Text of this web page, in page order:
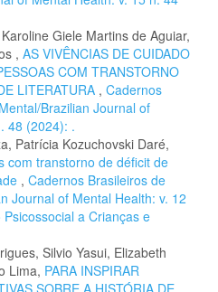
Giele Martins de Aguiar,
, AS VIVÊNCIAS DE CUIDADO
COM TRANSTORNO
LITERATURA , Cadernos
Brazilian Journal of
48 (2024): .
Patrícia Kozuchovski Daré,
com transtorno de déficit de
, Cadernos Brasileiros de
Journal of Mental Health: v. 12
a Crianças e
Silvio Yasui, Elizabeth
Lima, PARA INSPIRAR
SOBRE A HISTÓRIA DE